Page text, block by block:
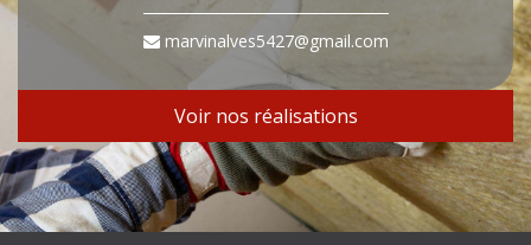
marvinalves5427@gmail.com
Voir nos réalisations